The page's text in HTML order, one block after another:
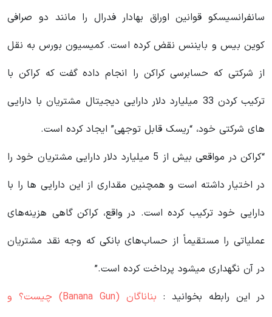
سانفرانسیسکو قوانین اوراق بهادار فدرال را مانند دو صرافی
کوین بیس و بایننس نقض کرده است. کمیسیون بورس به نقل
از شرکتی که حسابرسی کراکن را انجام داده گفت که کراکن با
ترکیب کردن 33 میلیارد دلار دارایی دیجیتال مشتریان با دارایی
های شرکتی خود، “ریسک قابل توجهی” ایجاد کرده است.
“کراکن در مواقعی بیش از 5 میلیارد دلار دارایی مشتریان خود را
در اختیار داشته است و همچنین مقداری از این دارایی ها را با
دارایی خود ترکیب کرده است. در واقع، کراکن گاهی هزینه‌های
عملیاتی را مستقیماً از حساب‌های بانکی که وجه نقد مشتریان
در آن نگهداری میشود پرداخت کرده است.”
در این رابطه بخوانید‌ :
بناناگان (Banana Gun) چیست؟ و